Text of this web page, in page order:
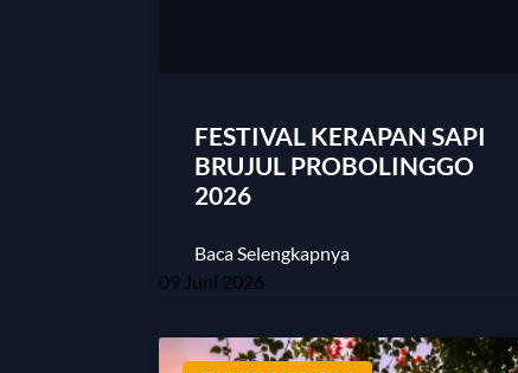
FESTIVAL KERAPAN SAPI
BRUJUL PROBOLINGGO
2026
Baca Selengkapnya
09 Juni 2026